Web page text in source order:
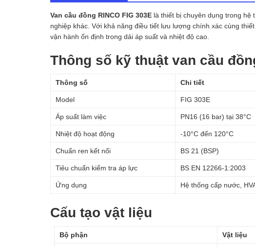
Van cầu đồng RINCO FIG 303E là thiết bị chuyên dụng trong hệ
nghiệp khác. Với khả năng điều tiết lưu lượng chính xác cùng
vận hành ổn định trong dải áp suất và nhiệt độ cao.
Thông số kỹ thuật van cầu
Thông số Chi tiết
Model FIG 303E
Áp suất làm việc PN16 (16 bar) tại 38°C
Nhiệt độ hoạt động -10°C đến 120°C
Chuẩn ren kết nối BS 21 (BSP)
Tiêu chuẩn kiểm tra áp lực BS EN 12266-1:2003
Ứng dụng Hệ thống cấp nước,
Cấu tạo vật liệu
Bộ phận Vật liệu